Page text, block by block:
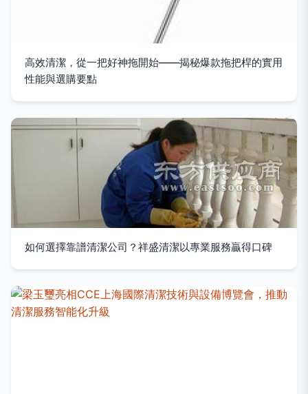
高效清潔，從一把好神拖開始——揭秘爆款拖把桿的實用
性能與選購要點
如何選擇靠譜清潔公司？祥盛清潔以專業服務贏得口碑